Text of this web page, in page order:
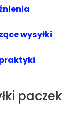
wysyłki
paczek